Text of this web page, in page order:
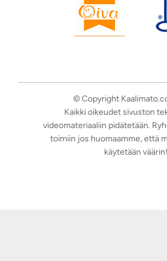
© Copyright
Kaikki oikeudet sivuston
videomateriaaliin pidätetään.
toimiin jos huomaamme, että
käytetään väärin!